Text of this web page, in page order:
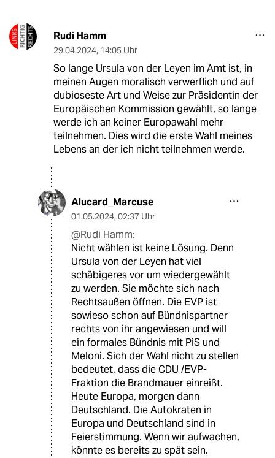
Rudi Hamm
29.04.2024, 14:05 Uhr
So lange Ursula von der Leyen im Amt ist, in
meinen Augen moralisch verwerflich und auf
dubioseste Art und Weise zur Präsidentin der
Europäischen Kommission gewählt, so lange
werde ich an keiner Europawahl mehr
teilnehmen. Dies wird die erste Wahl meines
Lebens an der ich nicht teilnehmen werde.
Alucard_Marcuse
01.05.2024, 02:37 Uhr
@Rudi Hamm:
Nicht wählen ist keine Lösung. Denn
Ursula von der Leyen hat viel
schäbigeres vor um wiedergewählt
zu werden. Sie möchte sich nach
Rechtsaußen öffnen. Die EVP ist
sowieso schon auf Bündnispartner
rechts von ihr angewiesen und will
ein formales Bündnis mit PiS und
Meloni. Sich der Wahl nicht zu stellen
bedeutet, dass die CDU /EVP-
Fraktion die Brandmauer einreißt.
Heute Europa, morgen dann
Deutschland. Die Autokraten in
Europa und Deutschland sind in
Feierstimmung. Wenn wir aufwachen,
könnte es bereits zu spät sein.